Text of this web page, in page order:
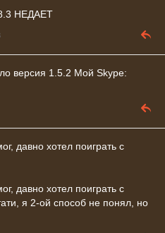
НЕДАЕТ
версия 1.5.2 Мой Skype:
давно хотел поиграть с
давно хотел поиграть с
я 2-ой способ не понял, но